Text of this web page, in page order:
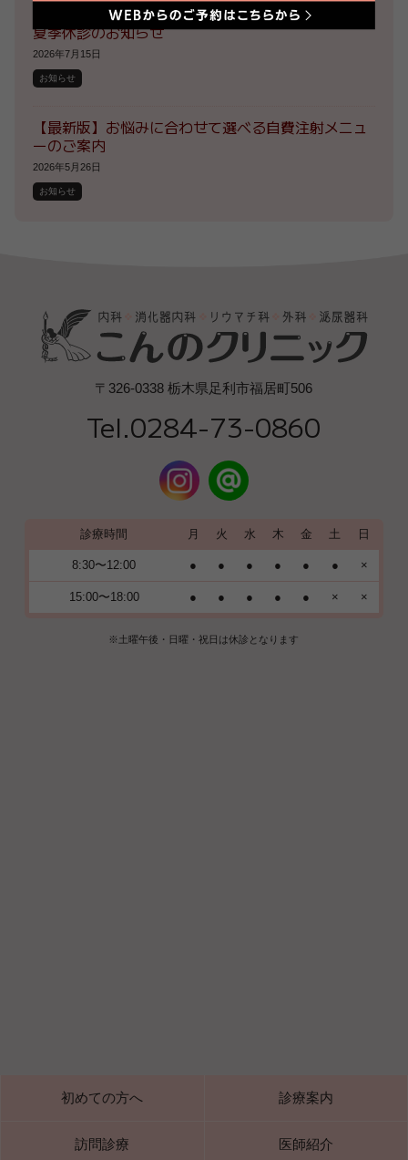
夏季休診のお知らせ
2026年7月15日
お知らせ
【最新版】お悩みに合わせて選べる自費注射メニュ
ーのご案内
2026年5月26日
お知らせ
〒326-0338 栃木県足利市福居町506
Tel.0284-73-0860
診療時間 月 火 水 木 金 土 日
8:30〜12:00 ● ● ● ● ● ● ×
15:00〜18:00 ● ● ● ● ● × ×
※土曜午後・日曜・祝日は休診となります
初めての方へ 診療案内
訪問診療 医師紹介